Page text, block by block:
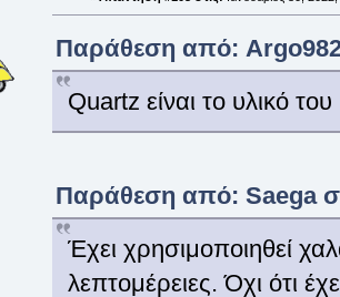
Παράθεση από:
Quartz είναι το υλικό
Παράθεση από: Saega
Έχει χρησιμοποιηθεί
λεπτομέρειες. Όχι ότι